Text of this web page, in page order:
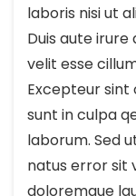
laboris nisi ut
Duis aute
velit esse
Excepteur
sunt in culpa
laborum. Sed
natus error sit
doloremque